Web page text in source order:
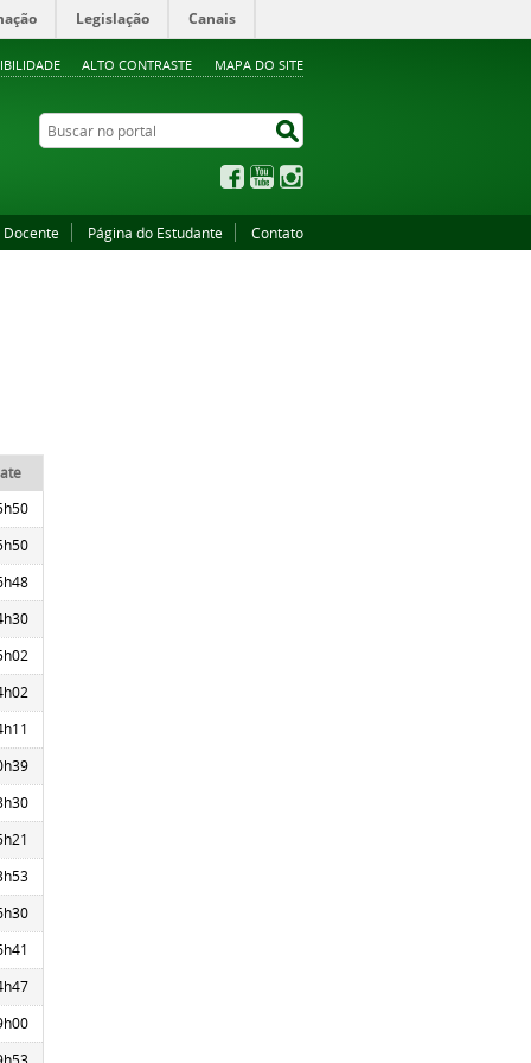
ALTO CONTRASTE MAPA DO SITE
Legislação Canais
Buscar no portal
FacebookYouTube
Docente Página do Estudante Contato